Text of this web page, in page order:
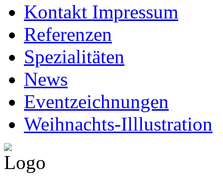
Kontakt Impressum
Referenzen
Spezialitäten
News
Eventzeichnungen
Weihnachts-Illlustration